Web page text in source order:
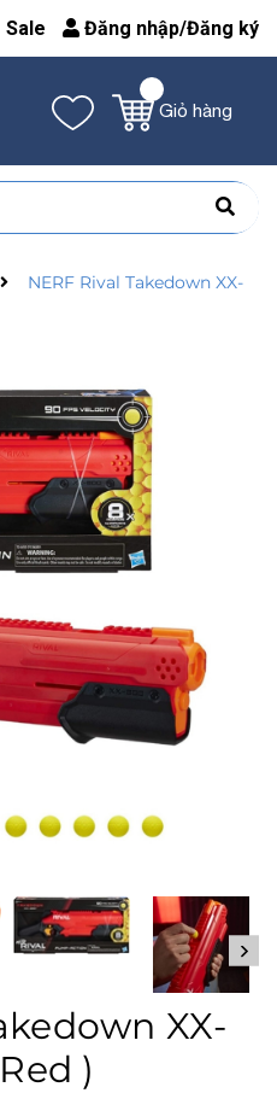
Sale Đăng nhập/Đăng ký
Giỏ hàng
NERF Rival Takedown XX-
XX-
)